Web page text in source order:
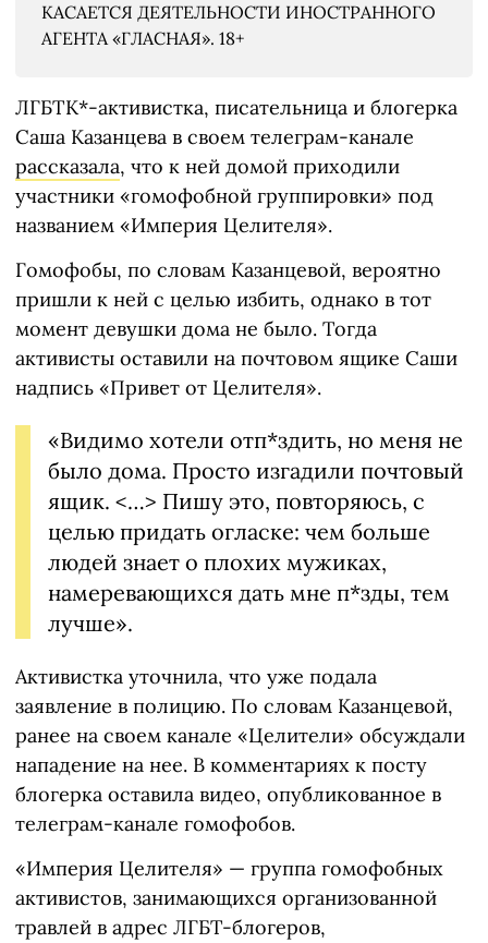
КАСАЕТСЯ ДЕЯТЕЛЬНОСТИ ИНОСТРАННОГО
АГЕНТА «ГЛАСНАЯ». 18+
ЛГБТК*-активистка, писательница и блогерка
Саша Казанцева в своем телеграм-канале
рассказала, что к ней домой приходили
участники «гомофобной группировки» под
названием «Империя Целителя».
Гомофобы, по словам Казанцевой, вероятно
пришли к ней с целью избить, однако в тот
момент девушки дома не было. Тогда
активисты оставили на почтовом ящике Саши
надпись «Привет от Целителя».
«Видимо хотели отп*здить, но меня не
было дома. Просто изгадили почтовый
ящик. <…> Пишу это, повторяюсь, с
целью придать огласке: чем больше
людей знает о плохих мужиках,
намеревающихся дать мне п*зды, тем
лучше».
Активистка уточнила, что уже подала
заявление в полицию. По словам Казанцевой,
ранее на своем канале «Целители» обсуждали
нападение на нее. В комментариях к посту
блогерка оставила видео, опубликованное в
телеграм-канале гомофобов.
«Империя Целителя» — группа гомофобных
активистов, занимающихся организованной
травлей в адрес ЛГБТ-блогеров,